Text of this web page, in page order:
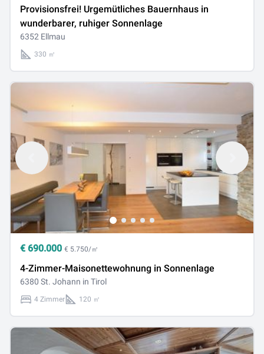
Provisionsfrei! Urgemütliches Bauernhaus in
wunderbarer, ruhiger Sonnenlage
6352 Ellmau
330 ㎡
€ 690.000 € 5.750/㎡
4-Zimmer-Maisonettewohnung in Sonnenlage
6380 St. Johann in Tirol
4 Zimmer 120 ㎡